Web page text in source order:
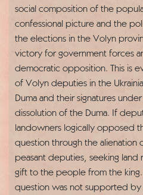
social composition of the
confessional picture and the
the elections in the Volyn
victory for government forces
democratic opposition. This is
of Volyn deputies in the
Duma and their signatures
dissolution of the Duma. If
landowners logically opposed
question through the alienation
peasant deputies, seeking
gift to the people from the king.
question was not supported